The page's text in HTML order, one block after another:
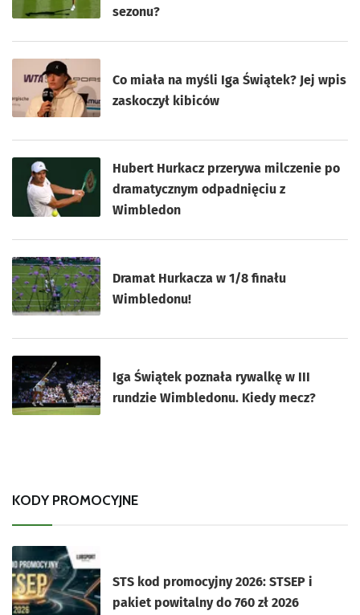
sezonu?
Co miała na myśli Iga Świątek? Jej wpis
zaskoczył kibiców
Hubert Hurkacz przerywa milczenie po
dramatycznym odpadnięciu z
Wimbledon
Dramat Hurkacza w 1/8 finału
Wimbledonu!
Iga Świątek poznała rywalkę w III
rundzie Wimbledonu. Kiedy mecz?
KODY PROMOCYJNE
STS kod promocyjny 2026: STSEP i
pakiet powitalny do 760 zł 2026